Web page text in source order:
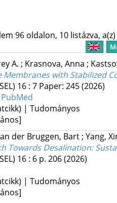
96 oldalon, 10 listázva,
A. ; Krasnova, Anna ;
Membranes with Stabilized
16: 7 Paper: 245(2026)
PubMed
| Tudományos
der Bruggen, Bart; Yang,
Towards Desalination:
16: 6 p. 206(2026)
| Tudományos